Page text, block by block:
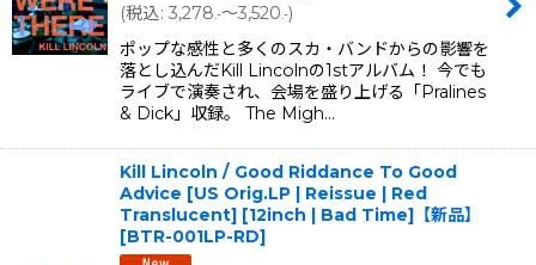
(税込: 3,278.-～3,520.-)
ポップな感性と多くのスカ・バンドからの影響を
落とし込んだKill Lincolnの1stアルバム！ 今でも
ライブで演奏され、会場を盛り上げる「Pralines
& Dick」収録。 The Migh…
Kill Lincoln / Good Riddance To Good
Advice [US Orig.LP | Reissue | Red
Translucent] [12inch | Bad Time]【新品】
[BTR-001LP-RD]